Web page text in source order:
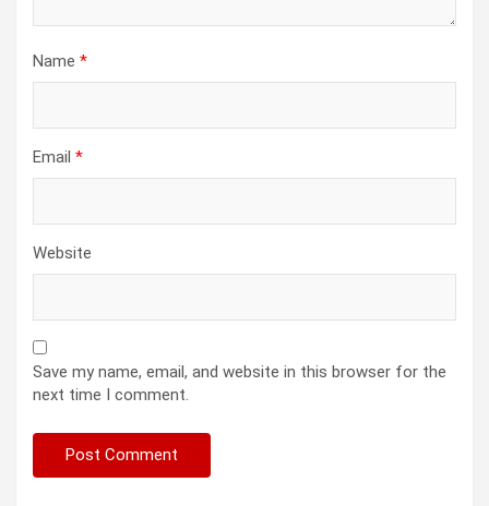
Name *
Email *
Website
Save my name, email, and website in this browser for the
next time I comment.